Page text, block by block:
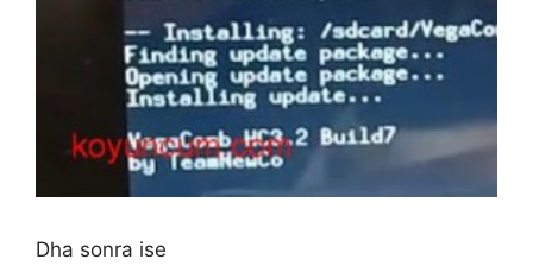
Dha sonra ise